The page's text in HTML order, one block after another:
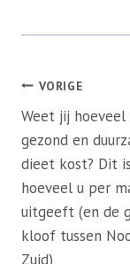
Bericht
navigatie
VORIGE
Weet jij hoeveel
gezond en
dieet kost? Dit is
hoeveel u per
uitgeeft (en de
kloof tussen
Zuid)